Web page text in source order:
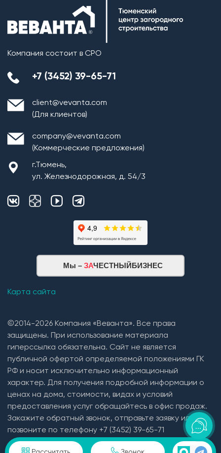
Компания состоит в СРО
+7 (3452) 39-65-71
client@vevanta.com
(Для клиентов)
company@vevanta.com
(Коммерческие предложения)
г.Тюмень,
ул. Железнодорожная, д. 54/3
Мы – ЗАЧЕСТНЫЙБИЗНЕС
Карта сайта
©2014-2026 Компания «Веванта». Все права
защищены. При использование материала
гиперссылка обязательна. Сайт не является
публичной офертой определяемой положениями ГК
РФ и носит исключительно информационный
характер. Для получения подробной информации о
ценах на дома, стоимости, видах и условий
предоставления услуг обращайтесь в офис продаж.
Закажите обратный звонок, отправьте заявку или
позвоните по телефону +7 (3452) 39-65-71